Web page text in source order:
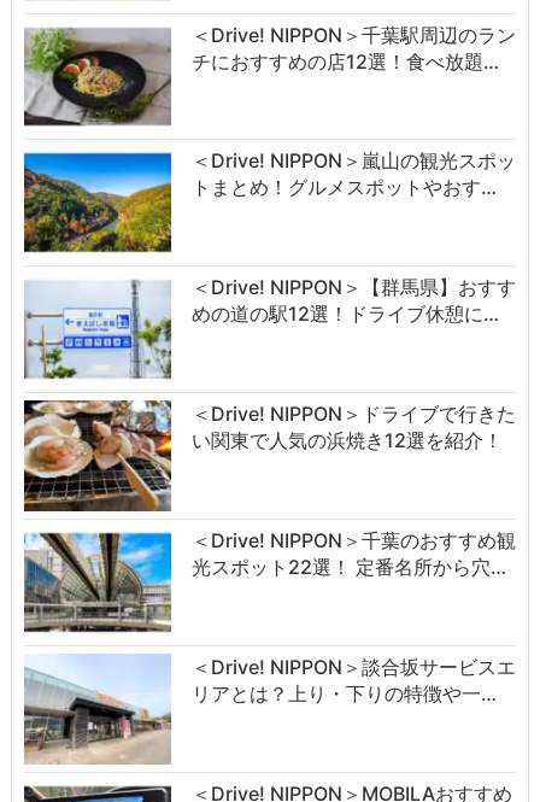
＜Drive! NIPPON＞千葉駅周辺のラン
チにおすすめの店12選！食べ放題…
＜Drive! NIPPON＞嵐山の観光スポッ
トまとめ！グルメスポットやおす…
＜Drive! NIPPON＞【群馬県】おすす
めの道の駅12選！ドライブ休憩に…
＜Drive! NIPPON＞ドライブで行きた
い関東で人気の浜焼き12選を紹介！
＜Drive! NIPPON＞千葉のおすすめ観
光スポット22選！ 定番名所から穴…
＜Drive! NIPPON＞談合坂サービスエ
リアとは？上り・下りの特徴や一…
＜Drive! NIPPON＞MOBILAおすすめ